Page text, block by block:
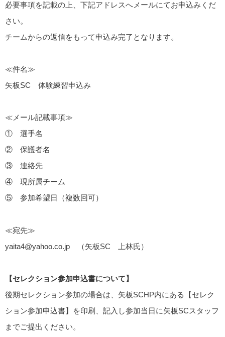
必要事項を記載の上、下記アドレスへメールにてお申込みくだ
さい。
チームからの返信をもって申込み完了となります。
≪件名≫
矢板SC 体験練習申込み
≪メール記載事項≫
① 選手名
② 保護者名
③ 連絡先
④ 現所属チーム
⑤ 参加希望日（複数回可）
≪宛先≫
yaita4@yahoo.co.jp （矢板SC 上林氏）
【セレクション参加申込書について】
後期セレクション参加の場合は、矢板SCHP内にある【セレク
ション参加申込書】を印刷、記入し参加当日に矢板SCスタッフ
までご提出ください。